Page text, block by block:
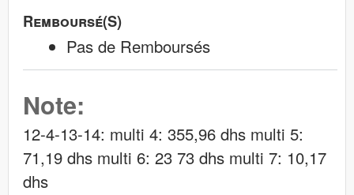
Remboursé(s)
Pas de Remboursés
Note:
12-4-13-14: multi 4: 355,96 dhs multi 5:
71,19 dhs multi 6: 23 73 dhs multi 7: 10,17
dhs